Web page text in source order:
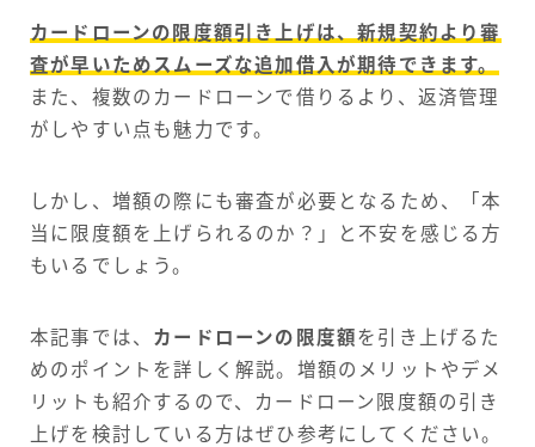
カードローンの限度額引き上げは、新規契約より審
査が早いためスムーズな追加借入が期待できます。
また、複数のカードローンで借りるより、返済管理
がしやすい点も魅力です。
しかし、増額の際にも審査が必要となるため、「本
当に限度額を上げられるのか？」と不安を感じる方
もいるでしょう。
本記事では、 カードローンの限度額を引き上げるた
めのポイントを詳しく解説。増額のメリットやデメ
リットも紹介するので、カードローン限度額の引き
上げを検討している方はぜひ参考にしてください。